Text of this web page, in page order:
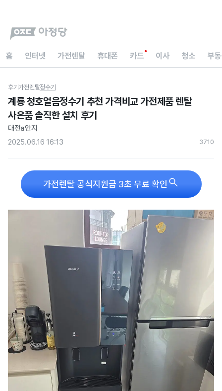
홈 인터넷 가전렌탈 휴대폰 카드 이사 청소 부
후기가전렌탈정수기
계룡 청호얼음정수기 추천 가격비교 가전제품 렌탈
사은품 솔직한 설치 후기
대전a안지
2025.06.16 16:13
371 0
가전렌탈 공식지원금 3초 무료 확인 